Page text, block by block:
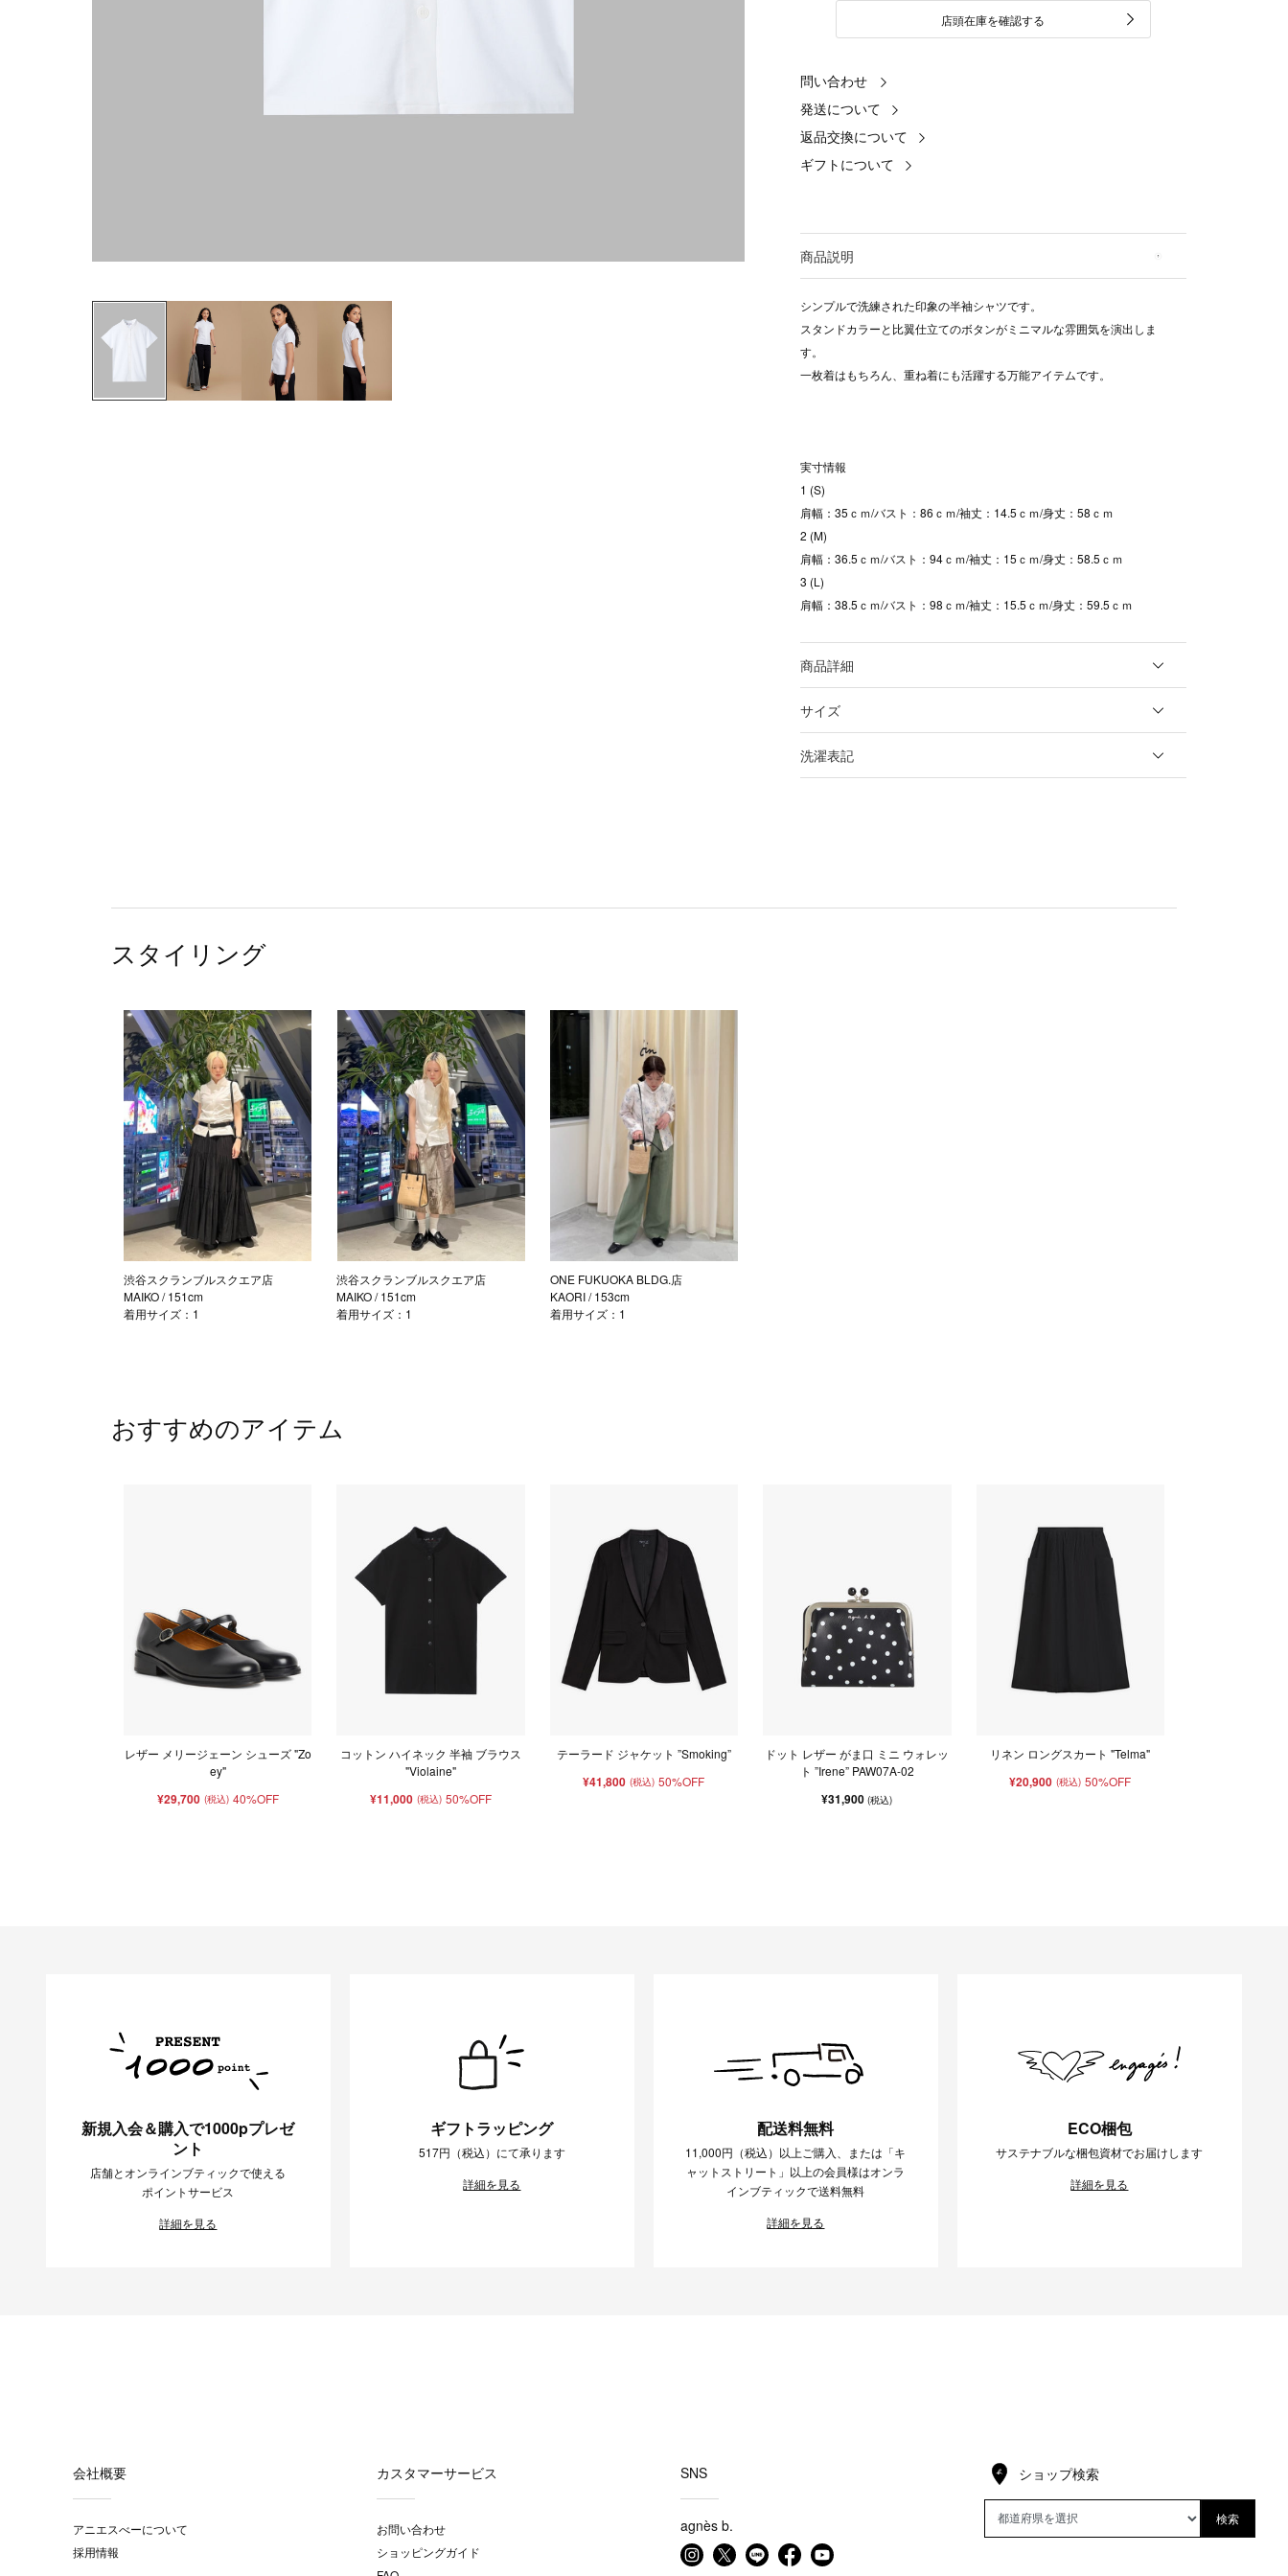
店頭在庫を確認する
問い合わせ
発送について
返品交換について
ギフトについて
商品説明
シンプルで洗練された印象の半袖シャツです。
スタンドカラーと比翼仕立てのボタンがミニマルな雰囲気を演出しま
す。
一枚着はもちろん、重ね着にも活躍する万能アイテムです。
実寸情報
1 (S)
肩幅：35ｃｍ/バスト：86ｃｍ/袖丈：14.5ｃｍ/身丈：58ｃｍ
2 (M)
肩幅：36.5ｃｍ/バスト：94ｃｍ/袖丈：15ｃｍ/身丈：58.5ｃｍ
3 (L)
肩幅：38.5ｃｍ/バスト：98ｃｍ/袖丈：15.5ｃｍ/身丈：59.5ｃｍ
商品詳細
サイズ
洗濯表記
スタイリング
渋谷スクランブルスクエア店
MAIKO/ 151cm
着用サイズ：1
渋谷スクランブルスクエア店
MAIKO/ 151cm
着用サイズ：1
ONE FUKUOKA BLDG.店
KAORI/ 153cm
着用サイズ：1
おすすめのアイテム
レザー メリージェーン シューズ "Zo
ey"
¥29,700 (税込) 40%OFF
コットン ハイネック 半袖 ブラウス
"Violaine"
¥11,000 (税込) 50%OFF
テーラード ジャケット ”Smoking”
¥41,800 (税込) 50%OFF
ドット レザー がま口 ミニ ウォレッ
ト ”Irene” PAW07A-02
¥31,900(税込)
リネン ロングスカート "Telma"
¥20,900 (税込) 50%OFF
新規入会＆購入で1000pプレゼ
ント
店舗とオンラインブティックで使える
ポイントサービス
詳細を見る
ギフトラッピング
517円（税込）にて承ります
詳細を見る
配送料無料
11,000円（税込）以上ご購入、または「キ
ャットストリート」以上の会員様はオンラ
インブティックで送料無料
詳細を見る
ECO梱包
サステナブルな梱包資材でお届けします
詳細を見る
会社概要
アニエスべーについて
採用情報
カスタマーサービス
お問い合わせ
ショッピングガイド
SNS
agnès b.
ショップ検索
検索